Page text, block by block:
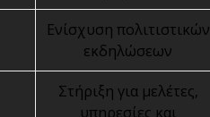
Ενίσχυση πολιτιστικών
εκδηλώσεων
Στήριξη για μελέτες,
υπηρεσίες και